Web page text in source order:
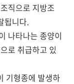
직으로 지방조
됩니다.
나타나는 종양이
로 취급하고 있
기형종에 발생하